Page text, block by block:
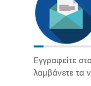
Εγγραφείτε
λαμβάνετε τα